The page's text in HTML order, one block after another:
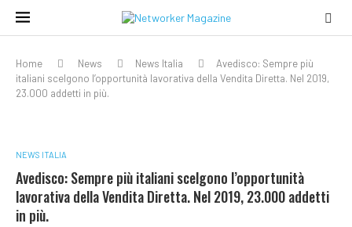
Home News News Italia
Avedisco: Sempre più
italiani scelgono l’opportunità lavorativa della Vendita Diretta. Nel 2019,
23.000 addetti in più.
NEWS ITALIA
Avedisco: Sempre più italiani scelgono l’opportunità
lavorativa della Vendita Diretta. Nel 2019, 23.000 addetti
in più.